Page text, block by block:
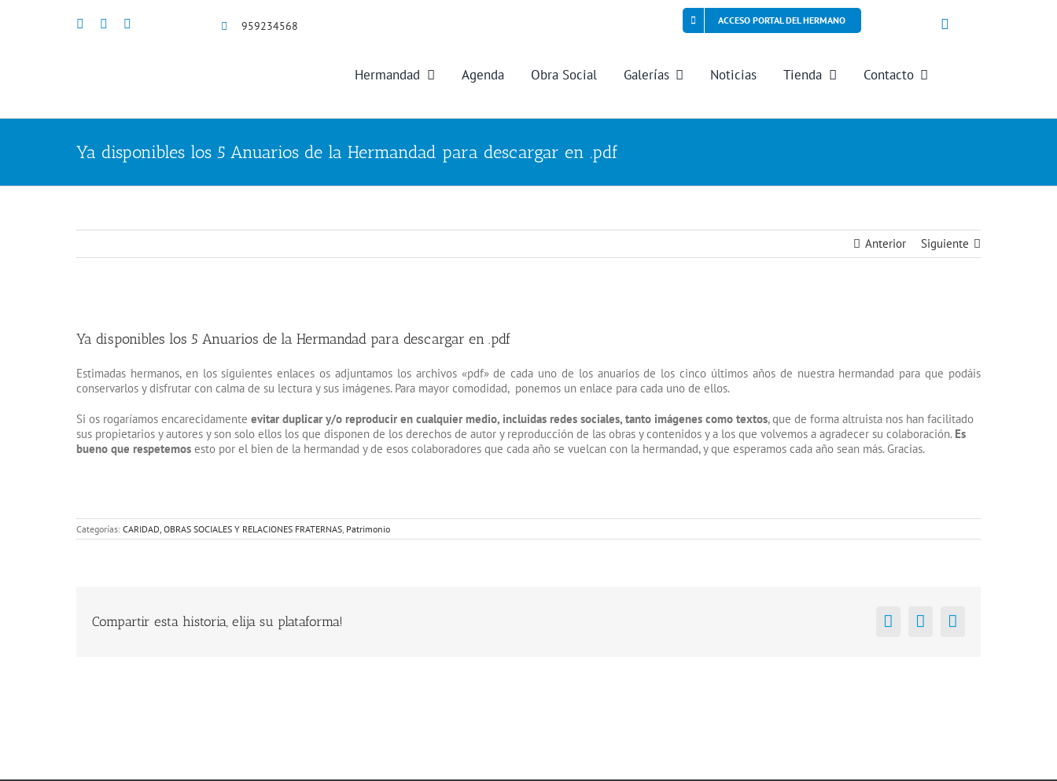
959234568 ACCESO PORTAL DEL HERMANO
Hermandad Agenda Obra Social Galerías Noticias Tienda Contacto
Ya disponibles los 5 Anuarios de la Hermandad para descargar en .pdf
Anterior Siguiente
Ya disponibles los 5 Anuarios de la Hermandad para descargar en .pdf
Estimadas hermanos, en los siguientes enlaces os adjuntamos los archivos «pdf» de cada uno de los anuarios de los cinco últimos años de nuestra hermandad para que podáis
conservarlos y disfrutar con calma de su lectura y sus imágenes. Para mayor comodidad, ponemos un enlace para cada uno de ellos.
Si os rogaríamos encarecidamente evitar duplicar y/o reproducir en cualquier medio, incluidas redes sociales, tanto imágenes como textos, que de forma altruista nos han facilitado
sus propietarios y autores y son solo ellos los que disponen de los derechos de autor y reproducción de las obras y contenidos y a los que volvemos a agradecer su colaboración. Es
bueno que respetemosesto por el bien de la hermandad y de esos colaboradores que cada año se vuelcan con la hermandad, y que esperamos cada año sean más. Gracias.
Categorías: CARIDAD, OBRAS SOCIALES Y RELACIONES FRATERNAS Patrimonio
Compartir esta historia, elija su plataforma! Facebook
X
Correo